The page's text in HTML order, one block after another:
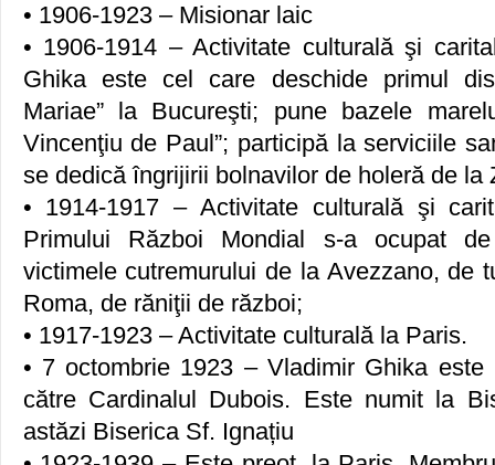
• 1906-1923 – Misionar laic
• 1906-1914 – Activitate culturală şi
Ghika este cel care deschide primul
Mariae” la Bucureşti; pune bazele
Vincenţiu de Paul”; participă la serviciile
se dedică îngrijirii bolnavilor de holeră de la
• 1914-1917 – Activitate culturală şi
Primului Război Mondial s-a ocupat
victimele cutremurului de la Avezzano, de
Roma, de răniţii de război;
• 1917-1923 – Activitate culturală la Paris.
• 7 octombrie 1923 – Vladimir Ghika
către Cardinalul Dubois. Este numit la
astăzi Biserica Sf. Ignațiu